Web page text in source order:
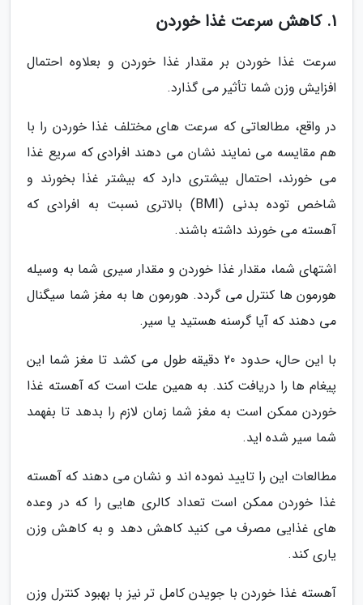
1. کاهش سرعت غذا خوردن
سرعت غذا خوردن بر مقدار غذا خوردن و بعلاوه احتمال
افزایش وزن شما تأثیر می گذارد.
در واقع، مطالعاتی که سرعت های مختلف غذا خوردن را با
هم مقایسه می نمایند نشان می دهند افرادی که سریع غذا
می خورند، احتمال بیشتری دارد که بیشتر غذا بخورند و
شاخص توده بدنی (BMI) بالاتری نسبت به افرادی که
آهسته می خورند داشته باشند.
اشتهای شما، مقدار غذا خوردن و مقدار سیری شما به وسیله
هورمون ها کنترل می گردد. هورمون ها به مغز شما سیگنال
می دهند که آیا گرسنه هستید یا سیر.
با این حال، حدود 20 دقیقه طول می کشد تا مغز شما این
پیغام ها را دریافت کند. به همین علت است که آهسته غذا
خوردن ممکن است به مغز شما زمان لازم را بدهد تا بفهمد
شما سیر شده اید.
مطالعات این را تایید نموده اند و نشان می دهند که آهسته
غذا خوردن ممکن است تعداد کالری هایی را که در وعده
های غذایی مصرف می کنید کاهش دهد و به کاهش وزن
یاری کند.
آهسته غذا خوردن با جویدن کامل تر نیز با بهبود کنترل وزن